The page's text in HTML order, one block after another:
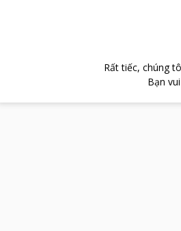
Rất tiếc, chúng
Bạn